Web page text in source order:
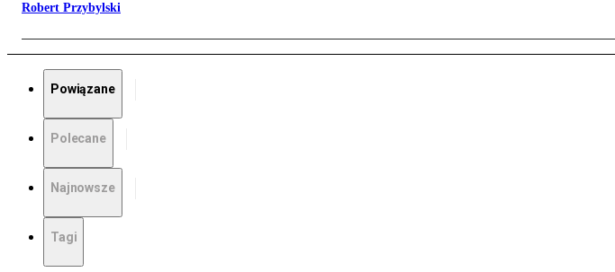
Robert Przybylski
Powiązane
Polecane
Najnowsze
Tagi